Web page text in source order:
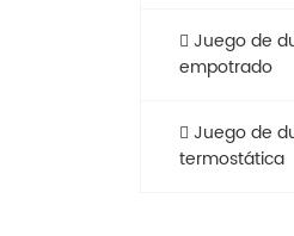
Juego de
empotrado
Juego de
termostática